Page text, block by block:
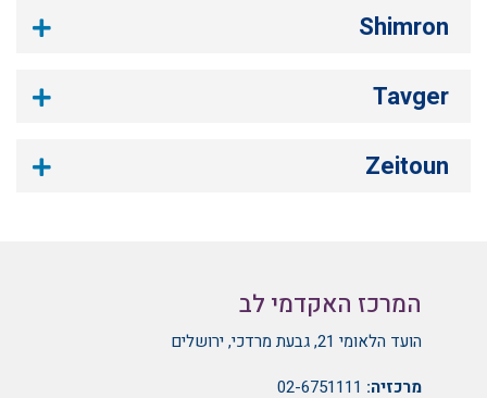
Shimron
Tavger
Zeitoun
המרכז האקדמי לב
הועד הלאומי 21, גבעת מרדכי, ירושלים
מרכזיה: 02-6751111